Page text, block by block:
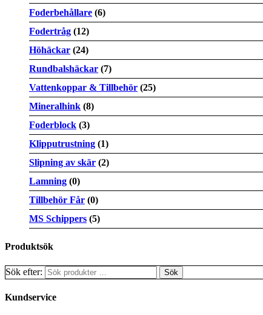
Foderbehållare (6)
Fodertråg (12)
Höhäckar (24)
Rundbalshäckar (7)
Vattenkoppar & Tillbehör (25)
Mineralhink (8)
Foderblock (3)
Klipputrustning (1)
Slipning av skär (2)
Lamning (0)
Tillbehör Får (0)
MS Schippers (5)
Produktsök
Sök efter:
Kundservice